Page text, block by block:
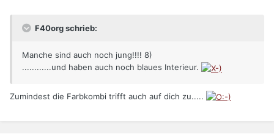
F40org schrieb:
Manche sind auch noch jung!!!! 8)
............und haben auch noch blaues Interieur.
Zumindest die Farbkombi trifft auch auf dich zu.....